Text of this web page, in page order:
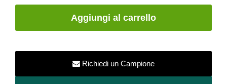
3x20
Aggiungi al carrello
Richiedi un Campione